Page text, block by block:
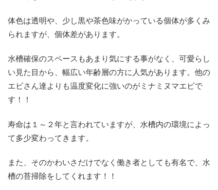
体色は透明や、少し黒や茶色味がかっている個体が多くみ
られますが、個体差があります。
水槽確保のスペースもあまり気にする事がなく、可愛らし
い見た目から、幅広い年齢層の方に人気があります。他の
エビさん達よりも温度変化に強いのがミナミヌマエビで
す！！
寿命は１～２年と言われていますが、水槽内の環境によっ
て多少変わってきます。
また、そのかわいさだけでなく働き者としても有名で、水
槽の苔掃除をしてくれます！！